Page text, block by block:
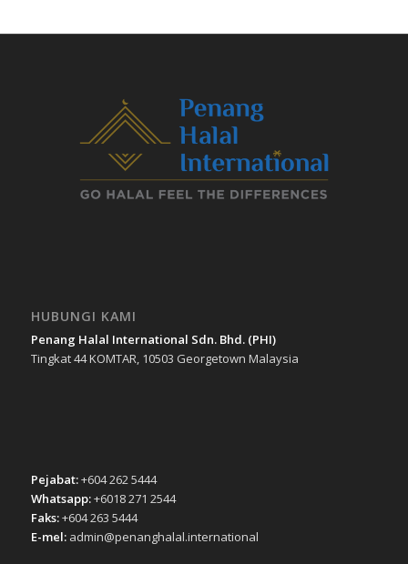
HUBUNGI KAMI
Penang Halal International Sdn. Bhd. (PHI)
Tingkat 44 KOMTAR, 10503 Georgetown Malaysia
Pejabat:+604 262 5444
Whatsapp:+6018 271 2544
Faks:+604 263 5444
E-mel: admin@penanghalal.international